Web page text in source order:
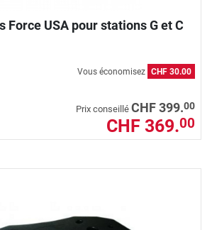
Force USA pour stations G et C
Vous économisez CHF 30.00
Prix conseillé CHF 399.00
CHF 369.00